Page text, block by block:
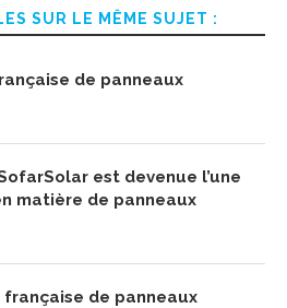
SUR LE MÊME SUJET :
de panneaux
est devenue l’une
matière de panneaux
de panneaux